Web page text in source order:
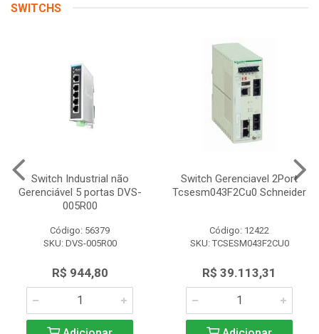
SWITCHS
Switch Industrial não
Gerenciável 5 portas DVS-
005R00
Código: 56379
SKU: DVS-005R00
R$ 944,80
Switch Gerenciavel 2Port
Tcsesm043F2Cu0 Schneider
Código: 12422
SKU: TCSESM043F2CU0
R$ 39.113,31